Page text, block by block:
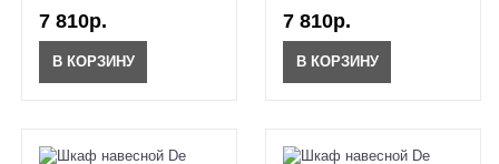
7 810р.
В КОРЗИНУ
7 810р.
В КОРЗИНУ